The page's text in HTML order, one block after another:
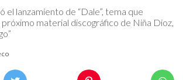
el lanzamiento de “Dale”, tema que
material discográfico de Niña Dioz,